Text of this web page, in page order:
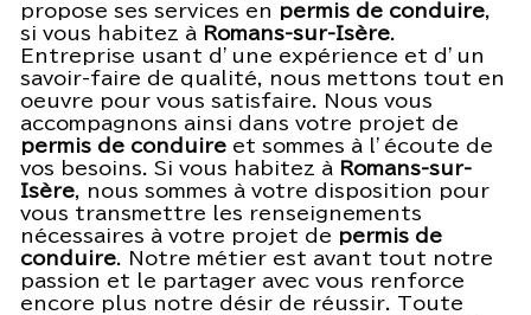
propose ses services en permis de conduire,
si vous habitez à
Romans-sur-Isère.
Entreprise usant d’une expérience et d’un
savoir-faire de qualité, nous mettons tout en
oeuvre pour vous satisfaire. Nous vous
accompagnons ainsi dans votre projet de
permis de conduire et sommes à l’écoute de
vos besoins. Si vous habitez à
Romans-sur-
Isère, nous sommes à votre disposition pour
vous transmettre les renseignements
nécessaires à votre projet de permis de
conduire. Notre métier est avant tout notre
passion et le partager avec vous renforce
encore plus notre désir de réussir. Toute